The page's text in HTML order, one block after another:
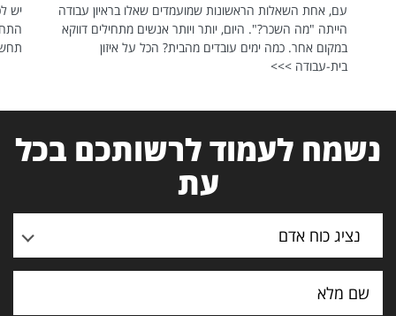
עם, אחת השאלות הראשונות שמועמדים שאלו בראיון עבודה
הייתה "מה השכר?". היום, יותר ויותר אנשים מתחילים דווקא
במקום אחר. כמה ימים עובדים מהבית? הכל על איזון
בית-עבודה >>>
יש
נשמח לעמוד לרשותכם בכל
עת
נציג כוח אדם